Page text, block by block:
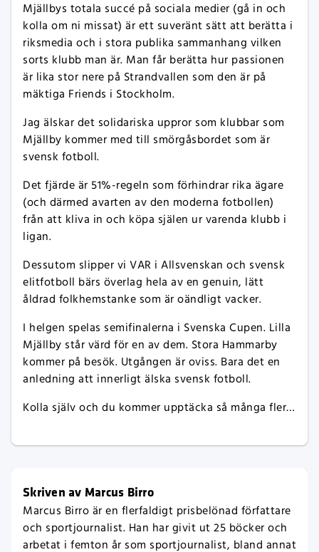
Mjällbys totala succé på sociala medier (gå in och
kolla om ni missat) är ett suveränt sätt att berätta i
riksmedia och i stora publika sammanhang vilken
sorts klubb man är. Man får berätta hur passionen
är lika stor nere på Strandvallen som den är på
mäktiga Friends i Stockholm.
Jag älskar det solidariska uppror som klubbar som
Mjällby kommer med till smörgåsbordet som är
svensk fotboll.
Det fjärde är 51%-regeln som förhindrar rika ägare
(och därmed avarten av den moderna fotbollen)
från att kliva in och köpa själen ur varenda klubb i
ligan.
Dessutom slipper vi VAR i Allsvenskan och svensk
elitfotboll bärs överlag hela av en genuin, lätt
åldrad folkhemstanke som är oändligt vacker.
I helgen spelas semifinalerna i Svenska Cupen. Lilla
Mjällby står värd för en av dem. Stora Hammarby
kommer på besök. Utgången är oviss. Bara det en
anledning att innerligt älska svensk fotboll.
Kolla själv och du kommer upptäcka så många fler…
Skriven av Marcus Birro
Marcus Birro är en flerfaldigt prisbelönad författare
och sportjournalist. Han har givit ut 25 böcker och
arbetat i femton år som sportjournalist, bland annat